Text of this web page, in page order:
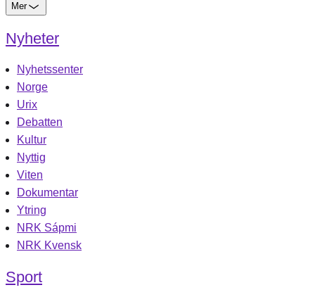
Mer
Nyheter
Nyhetssenter
Norge
Urix
Debatten
Kultur
Nyttig
Viten
Dokumentar
Ytring
NRK Sápmi
NRK Kvensk
Sport